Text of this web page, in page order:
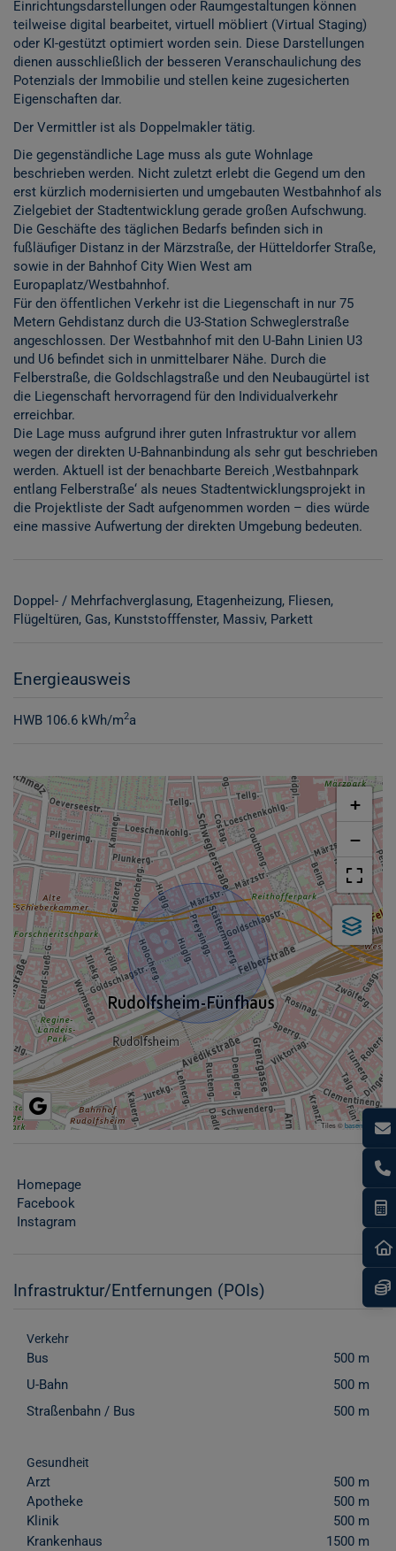
Einrichtungsdarstellungen oder Raumgestaltungen können
teilweise digital bearbeitet, virtuell möbliert (Virtual Staging)
oder KI-gestützt optimiert worden sein. Diese Darstellungen
dienen ausschließlich der besseren Veranschaulichung des
Potenzials der Immobilie und stellen keine zugesicherten
Eigenschaften dar.
Der Vermittler ist als Doppelmakler tätig.
Die gegenständliche Lage muss als gute Wohnlage
beschrieben werden. Nicht zuletzt erlebt die Gegend um den
erst kürzlich modernisierten und umgebauten Westbahnhof als
Zielgebiet der Stadtentwicklung gerade großen Aufschwung.
Die Geschäfte des täglichen Bedarfs befinden sich in
fußläufiger Distanz in der Märzstraße, der Hütteldorfer Straße,
sowie in der Bahnhof City Wien West am
Europaplatz/Westbahnhof.
Für den öffentlichen Verkehr ist die Liegenschaft in nur 75
Metern Gehdistanz durch die U3-Station Schweglerstraße
angeschlossen. Der Westbahnhof mit den U-Bahn Linien U3
und U6 befindet sich in unmittelbarer Nähe. Durch die
Felberstraße, die Goldschlagstraße und den Neubaugürtel ist
die Liegenschaft hervorragend für den Individualverkehr
erreichbar.
Die Lage muss aufgrund ihrer guten Infrastruktur vor allem
wegen der direkten U-Bahnanbindung als sehr gut beschrieben
werden. Aktuell ist der benachbarte Bereich ‚Westbahnpark
entlang Felberstraße‘ als neues Stadtentwicklungsprojekt in
die Projektliste der Sadt aufgenommen worden – dies würde
eine massive Aufwertung der direkten Umgebung bedeuten.
Doppel- / Mehrfachverglasung Etagenheizung Fliesen
Flügeltüren Gas Kunststofffenster Massiv Parkett
Energieausweis
HWB 106.6 kWh/m2a
+
−
Tiles ©basemap.at
Homepage
Facebook
Instagram
Infrastruktur/Entfernungen (POIs)
Verkehr
Bus
500 m
U-Bahn
500 m
Straßenbahn / Bus
500 m
Gesundheit
Arzt
500 m
Apotheke
500 m
Klinik
500 m
Krankenhaus
1500 m